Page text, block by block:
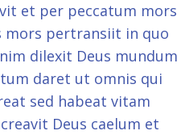
et per peccatum mors
mors pertransiit in quo
dilexit Deus mundum
daret ut omnis qui
sed habeat vitam
Deus caelum et